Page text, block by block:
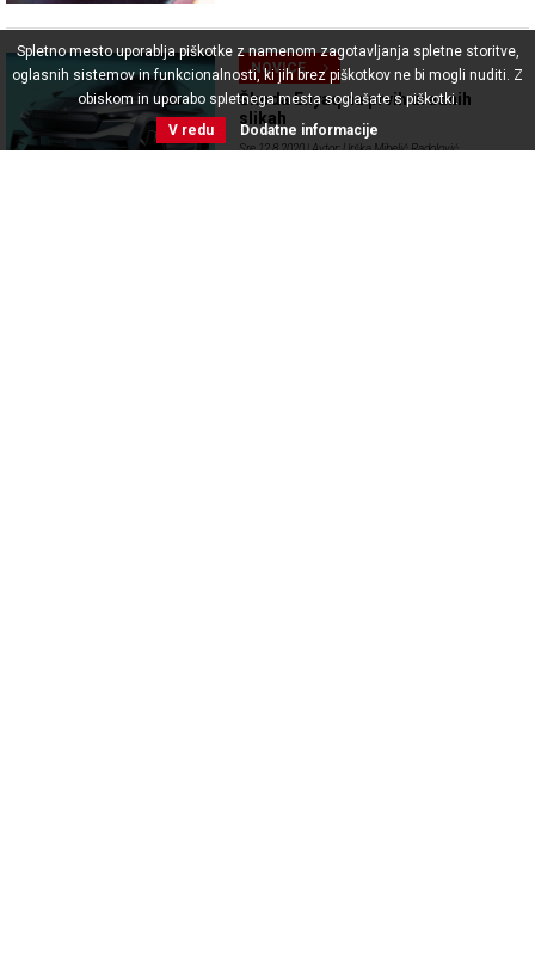
NOVICE
Škoda Enyaq na prvih uradnih
slikah
Sre 12.8.2020| Avtor: Urška Mihelič Radolović
Spletno mesto uporablja piškotke z namenom zagotavljanja spletne storitve,
oglasnih sistemov in funkcionalnosti, ki jih brez piškotkov ne bi mogli nuditi. Z
obiskom in uporabo spletnega mesta soglašate s piškotki.
V redu
Dodatne informacije